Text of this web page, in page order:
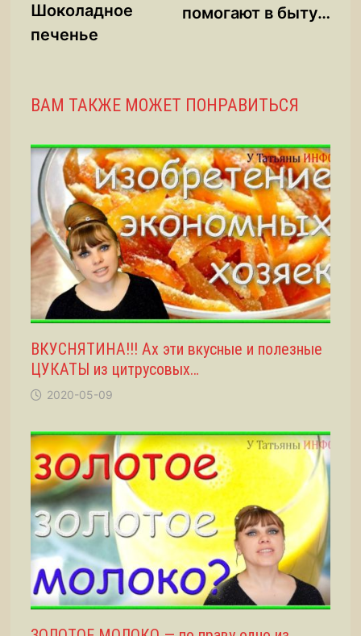
записям
запись:
Шоколадное
печенье
помогают в быту…
ВАМ ТАКЖЕ МОЖЕТ ПОНРАВИТЬСЯ
ВКУСНЯТИНА!!! Ах эти вкусные и полезные
ЦУКАТЫ из цитрусовых…
2020-05-09